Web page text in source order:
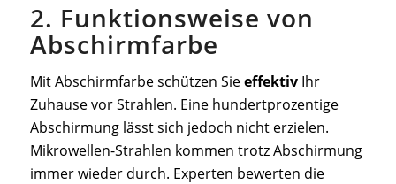
2. Funktionsweise von
Abschirmfarbe
Mit Abschirmfarbe schützen SieeffektivIhr
Zuhause vor Strahlen. Eine hundertprozentige
Abschirmung lässt sich jedoch nicht erzielen.
Mikrowellen-Strahlen kommen trotz Abschirmung
immer wieder durch. Experten bewerten die